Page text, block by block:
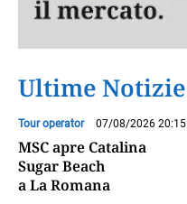
Ultime Notizie
Tour operator 07/08/2026 20:15
MSC apre Catalina
Sugar Beach
a La Romana